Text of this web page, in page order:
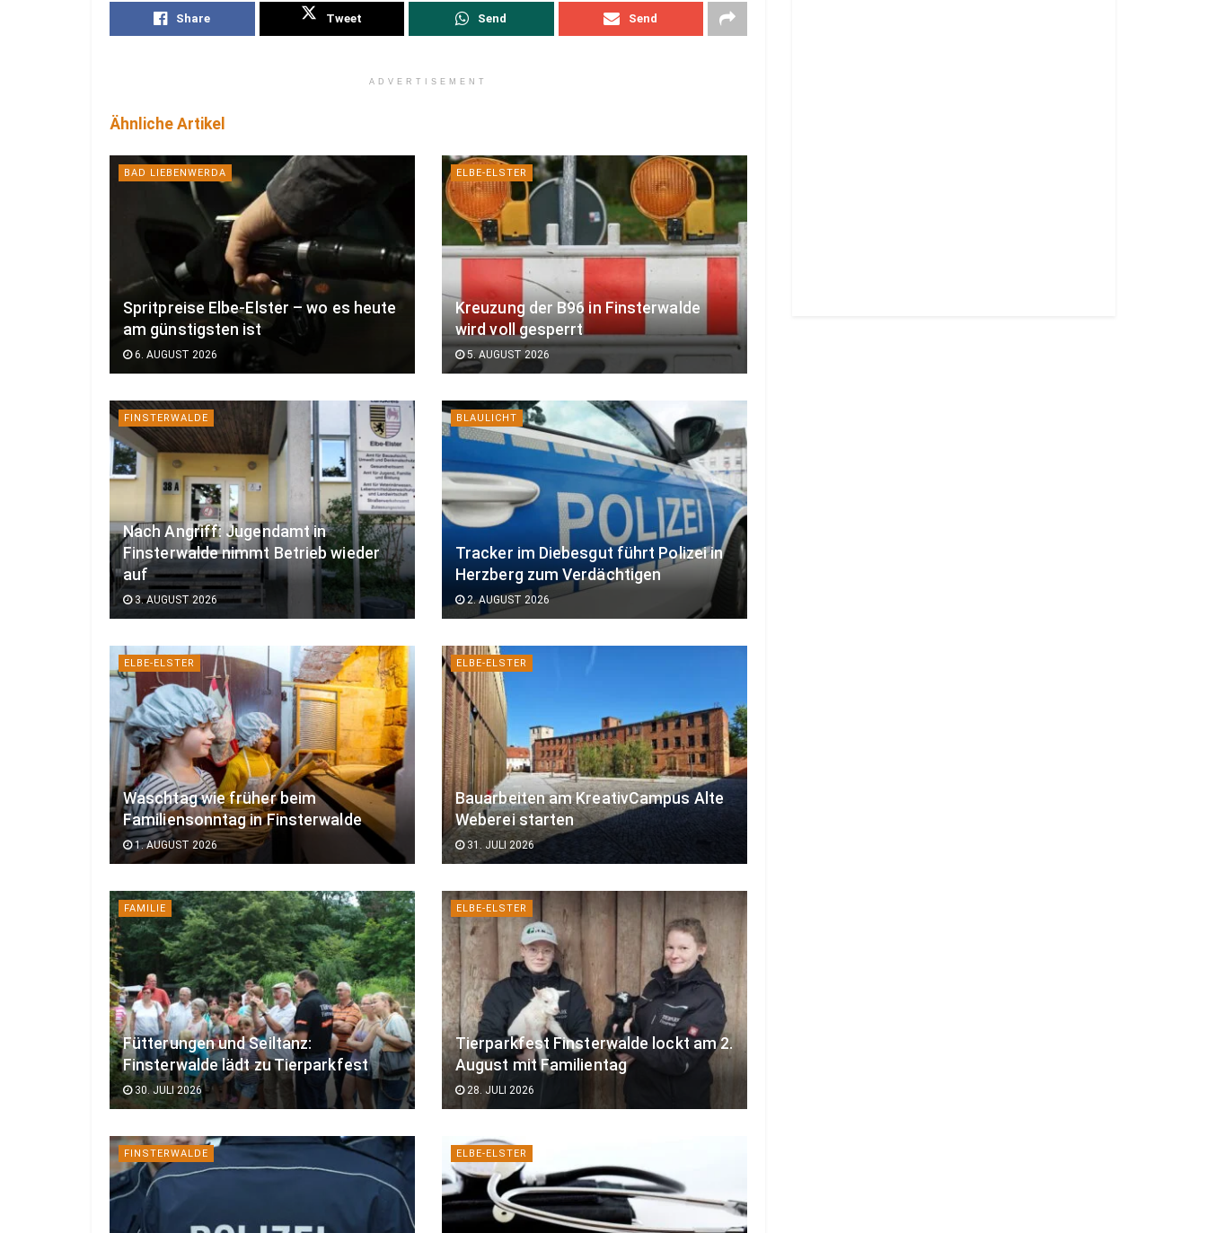
Share Tweet Send Send
ADVERTISEMENT
Ähnliche Artikel
BAD LIEBENWERDA
Spritpreise Elbe-Elster – wo es heute
am günstigsten ist
6. AUGUST 2026
ELBE-ELSTER
Kreuzung der B96 in Finsterwalde
wird voll gesperrt
5. AUGUST 2026
FINSTERWALDE
Nach Angriff: Jugendamt in
Finsterwalde nimmt Betrieb wieder
auf
3. AUGUST 2026
BLAULICHT
Tracker im Diebesgut führt Polizei in
Herzberg zum Verdächtigen
2. AUGUST 2026
ELBE-ELSTER
Waschtag wie früher beim
Familiensonntag in Finsterwalde
1. AUGUST 2026
ELBE-ELSTER
Bauarbeiten am KreativCampus Alte
Weberei starten
31. JULI 2026
FAMILIE
Fütterungen und Seiltanz:
Finsterwalde lädt zu Tierparkfest
30. JULI 2026
ELBE-ELSTER
Tierparkfest Finsterwalde lockt am 2.
August mit Familientag
28. JULI 2026
FINSTERWALDE ELBE-ELSTER